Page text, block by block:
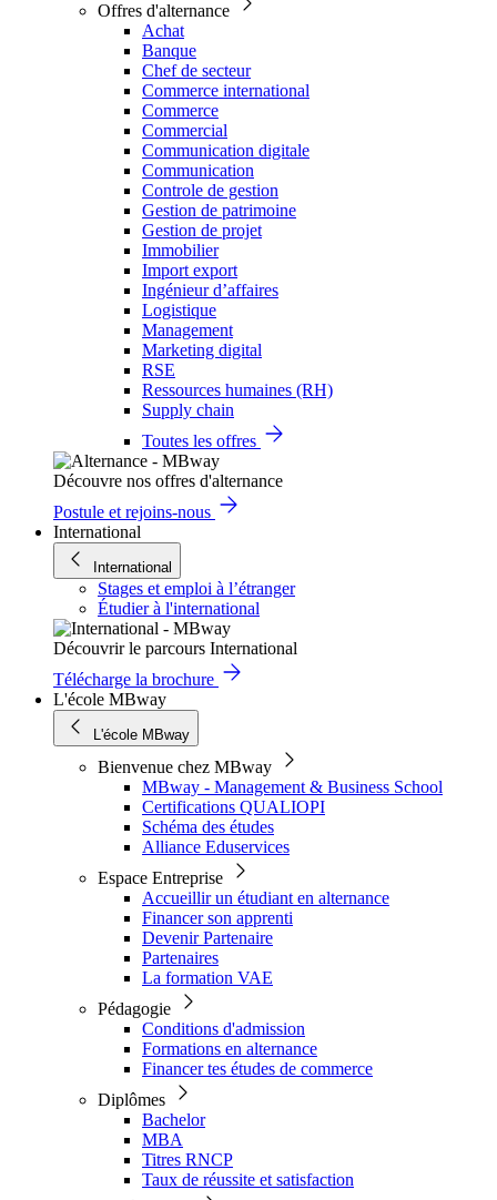
Offres d'alternance
Achat
Banque
Chef de secteur
Commerce international
Commerce
Commercial
Communication digitale
Communication
Controle de gestion
Gestion de patrimoine
Gestion de projet
Immobilier
Import export
Ingénieur d’affaires
Logistique
Management
Marketing digital
RSE
Ressources humaines (RH)
Supply chain
Toutes les offres
Découvre nos offres d'alternance
Postule et rejoins-nous
International
International
Stages et emploi à l’étranger
Étudier à l'international
Découvrir le parcours International
Télécharge la brochure
L'école MBway
L'école MBway
Bienvenue chez MBway
MBway - Management & Business School
Certifications QUALIOPI
Schéma des études
Alliance Eduservices
Espace Entreprise
Accueillir un étudiant en alternance
Financer son apprenti
Devenir Partenaire
Partenaires
La formation VAE
Pédagogie
Conditions d'admission
Formations en alternance
Financer tes études de commerce
Diplômes
Bachelor
MBA
Titres RNCP
Taux de réussite et satisfaction